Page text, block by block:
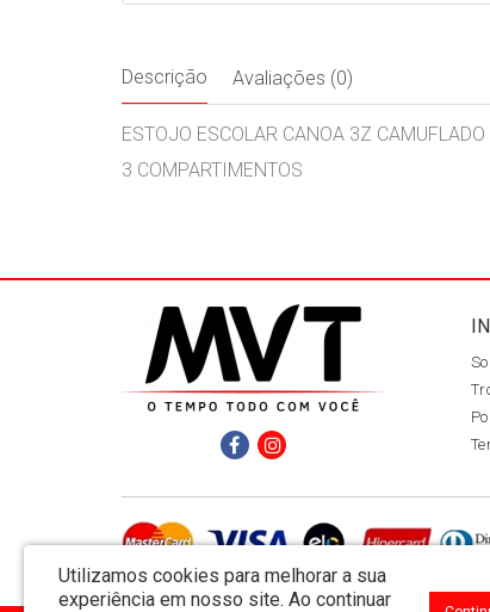
Descrição Avaliações (0)
ESTOJO ESCOLAR CANOA 3Z CAMUFLADO
3 COMPARTIMENTOS
Utilizamos cookies para melhorar a sua
experiência em nosso site. Ao continuar